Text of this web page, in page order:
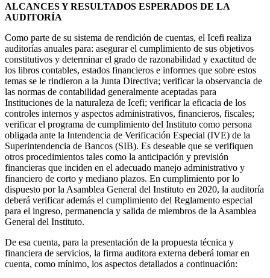
ALCANCES Y RESULTADOS ESPERADOS DE LA
AUDITORÍA
Como parte de su sistema de rendición de cuentas, el Icefi realiza
auditorías anuales para: asegurar el cumplimiento de sus objetivos
constitutivos y determinar el grado de razonabilidad y exactitud de
los libros contables, estados financieros e informes que sobre estos
temas se le rindieron a la Junta Directiva; verificar la observancia de
las normas de contabilidad generalmente aceptadas para
Instituciones de la naturaleza de Icefi; verificar la eficacia de los
controles internos y aspectos administrativos, financieros, fiscales;
verificar el programa de cumplimiento del Instituto como persona
obligada ante la Intendencia de Verificación Especial (IVE) de la
Superintendencia de Bancos (SIB). Es deseable que se verifiquen
otros procedimientos tales como la anticipación y previsión
financieras que inciden en el adecuado manejo administrativo y
financiero de corto y mediano plazos. En cumplimiento por lo
dispuesto por la Asamblea General del Instituto en 2020, la auditoría
deberá verificar además el cumplimiento del Reglamento especial
para el ingreso, permanencia y salida de miembros de la Asamblea
General del Instituto.
De esa cuenta, para la presentación de la propuesta técnica y
financiera de servicios, la firma auditora externa deberá tomar en
cuenta, como mínimo, los aspectos detallados a continuación: